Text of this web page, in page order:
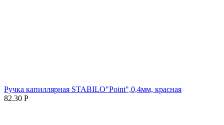
Ручка капиллярная STABILO"Point",0,4мм, красная
82.30 Р